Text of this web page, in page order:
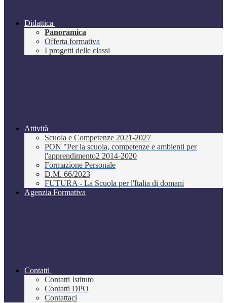
Didattica
Panoramica
Offerta formativa
I progetti delle classi
Attività
Scuola e Competenze 2021-2027
PON "Per la scuola, competenze e ambienti per
l'apprendimento2 2014-2020
Formazione Personale
D.M. 66/2023
FUTURA - La Scuola per l'Italia di domani
Agenzia Formativa
Contatti
Contatti Istituto
Contatti DPO
Contattaci